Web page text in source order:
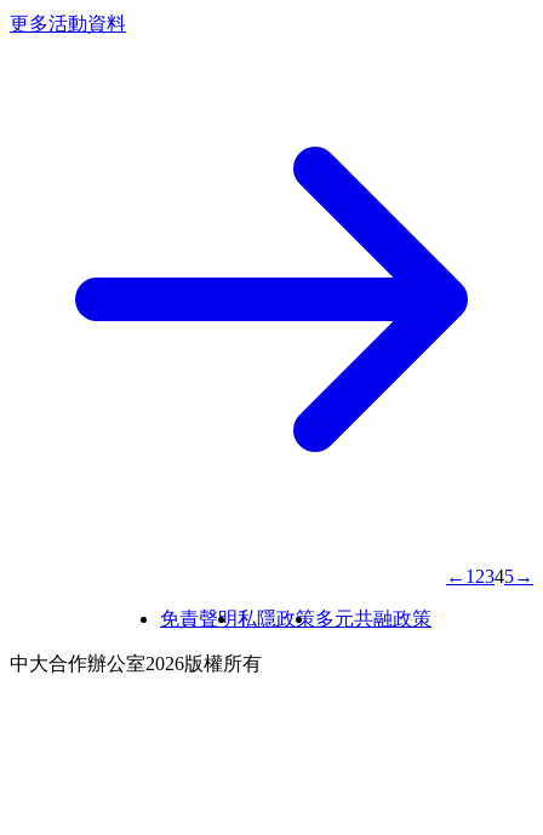
更多活動資料
分
previous
← 1 2345→
免責聲明私隱政策多元共融政策
中大合作辦公室2026版權所有